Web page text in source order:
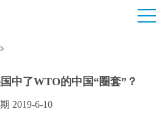
中了WTO的中国“圈套”？
2019-6-10